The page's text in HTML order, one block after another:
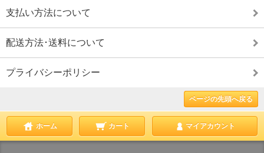
支払い方法について
配送方法･送料について
プライバシーポリシー
ページの先頭へ戻る
ホーム カート マイアカウント